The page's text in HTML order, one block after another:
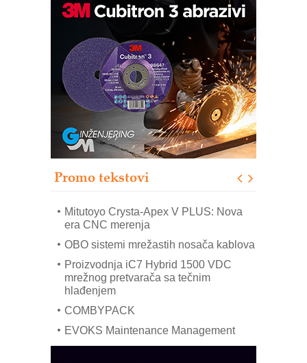
Promo tekstovi
Automatizacija pakovanja · Display
(Shelf-Ready) omotnice
Potpuna efikasnost bez složenih
sistema
Trajna oznaka kao dugoročna korist
Bezbednost na prvom mestu!
IB BLUMENAUER - više od 40 godina
poverenja u industriji
Art Utopia Studio – vizuelne priče
industrije i biznisa
Mitutoyo Crysta-Apex V PLUS: Nova
OBO sistemi mrežastih nosača kablova
Proizvodnja iC7 Hybrid 1500 VDC
mrežnog pretvarača sa tečnim
hlađenjem
COMBYPACK
EVOKS Maintenance Management
ROSA i SCHUNK podižu proizvodnju
na viši nivo